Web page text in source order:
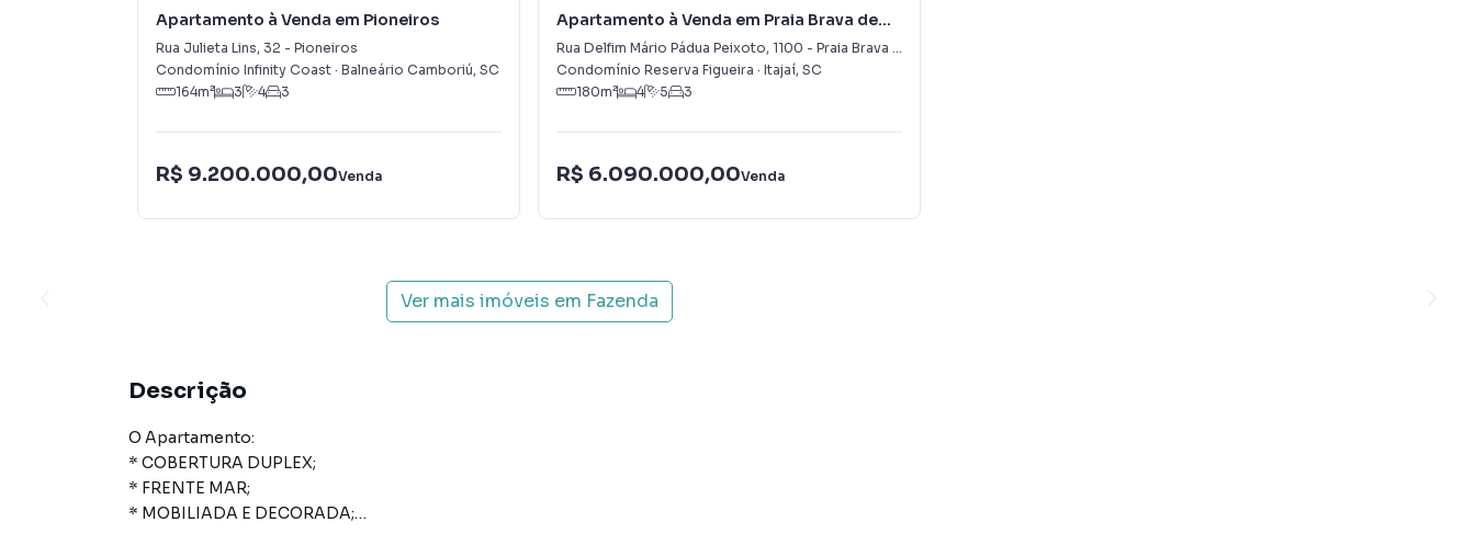
Apartamento à Venda em Pioneiros
Rua Julieta Lins, 32 - Pioneiros
Condomínio Infinity Coast · Balneário Camboriú, SC
164m² 3 4 3
R$ 9.200.000,00Venda
Apartamento à Venda em Praia Brava de
Itajaí
Rua Delfim Mário Pádua Peixoto, 1100 - Praia Brava de Itajaí
Condomínio Reserva Figueira · Itajaí, SC
180m² 4 5 3
R$ 6.090.000,00Venda
Ver mais imóveis em Fazenda
Descrição
O Apartamento:
* COBERTURA DUPLEX;
* FRENTE MAR;
* MOBILIADA E DECORADA;